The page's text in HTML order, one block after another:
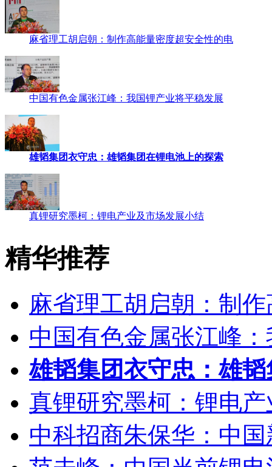
图片新闻
麻省理工胡启朝：制作高能量密度超安全性的电
中国有色金属张江峰：我国锂产业将平稳发展
雄韬集团衣守忠：雄韬集团在锂电池上的探索
真锂研究墨柯：锂电产业及市场发展小结
精华推荐
麻省理工胡启朝：制
中国有色金属张江峰
雄韬集团衣守忠：雄
真锂研究墨柯：锂电